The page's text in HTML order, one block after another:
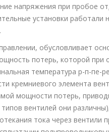
напряжения при пробое
установки работали
обусловливает
потерь, которой при
температура р-п-пе-
кремниевого элемента
мощности потерь,
вентилей они
тока через вентили